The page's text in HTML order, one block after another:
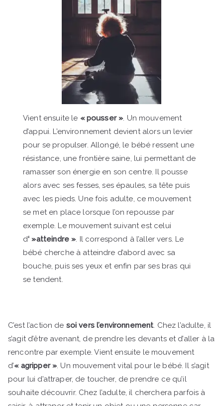
Vient ensuite le « pousser » . Un mouvement
d’appui. L’environnement devient alors un levier
pour se propulser. Allongé, le bébé ressent une
résistance, une frontière saine, lui permettant de
ramasser son énergie en son centre. Il pousse
alors avec ses fesses, ses épaules, sa tête puis
avec les pieds. Une fois adulte, ce mouvement
se met en place lorsque l’on repousse par
exemple. Le mouvement suivant est celui
d‘ »atteindre » . Il correspond à l’aller vers. Le
bébé cherche à atteindre d’abord avec sa
bouche, puis ses yeux et enfin par ses bras qui
se tendent.
C’est l’action de soi vers l’environnement . Chez l’adulte, il
s’agit d’être avenant, de prendre les devants et d’aller à la
rencontre par exemple. Vient ensuite le mouvement
d’« agripper » . Un mouvement vital pour le bébé. Il s’agit
pour lui d’attraper, de toucher, de prendre ce qu’il
souhaite découvrir. Chez l’adulte, il cherchera parfois à